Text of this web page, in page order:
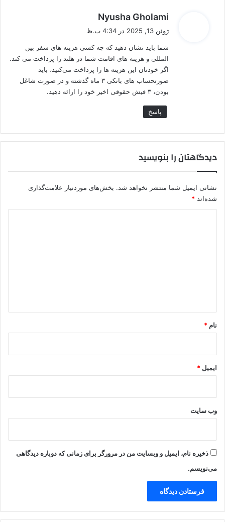
Nyusha Gholami
:
ژوئن 13, 2025 در 4:34 ب.ظ
شما باید نشان دهید که چه کسی هزینه‌ های سفر بین‌
المللی و هزینه‌ های اقامت شما در هلند را پرداخت می‌ کند.
اگر خودتان این هزینه‌ ها را پرداخت می‌کنید، باید
صورتحساب‌ های بانکی ۳ ماه گذشته و در صورت شاغل
بودن، ۳ فیش حقوقی اخیر خود را ارائه دهید.
پاسخ
دیدگاهتان را بنویسید
نشانی ایمیل شما منتشر نخواهد شد. بخش‌های موردنیاز علامت‌گذاری
شده‌اند *
نام *
ایمیل *
وب‌ سایت
ذخیره نام، ایمیل و وبسایت من در مرورگر برای زمانی که دوباره دیدگاهی
می‌نویسم.